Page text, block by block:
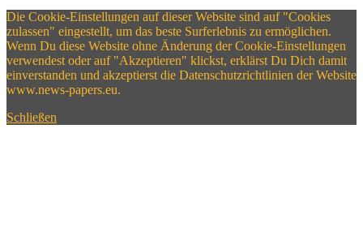
Die Cookie-Einstellungen auf dieser Website sind auf "Cookies
zulassen" eingestellt, um das beste Surferlebnis zu ermöglichen.
Wenn Du diese Website ohne Änderung der Cookie-Einstellungen
verwendest oder auf "Akzeptieren" klickst, erklärst Du Dich damit
einverstanden und akzeptierst die Datenschutzrichtlinien der Website
www.news-papers.eu.
Schließen